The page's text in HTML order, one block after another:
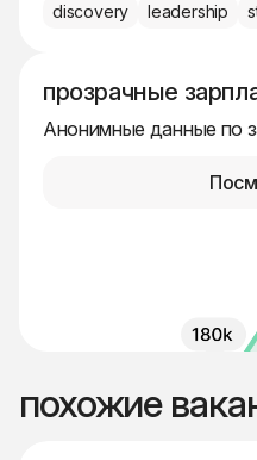
discovery
leadership
прозрачные
Анонимные данные по
похожие